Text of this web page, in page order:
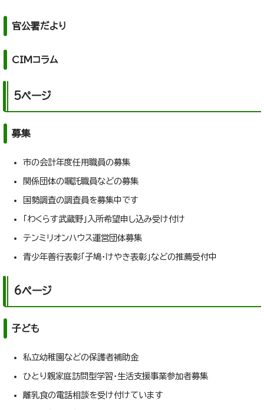
官公署だより
CIMコラム
5ページ
募集
市の会計年度任用職員の募集
関係団体の嘱託職員などの募集
国勢調査の調査員を募集中です
「わくらす武蔵野」入所希望申し込み受け付け
テンミリオンハウス運営団体募集
青少年善行表彰「子鳩・けやき表彰」などの推薦受付中
6ページ
子ども
私立幼稚園などの保護者補助金
ひとり親家庭訪問型学習・生活支援事業参加者募集
離乳食の電話相談を受け付けています